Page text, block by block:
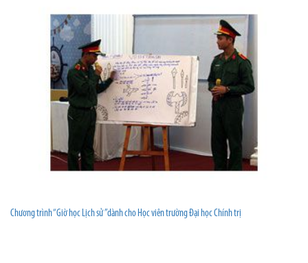
Chương trình “Giờ học Lịch sử ”dành cho Học viên trường Đại học Chính trị